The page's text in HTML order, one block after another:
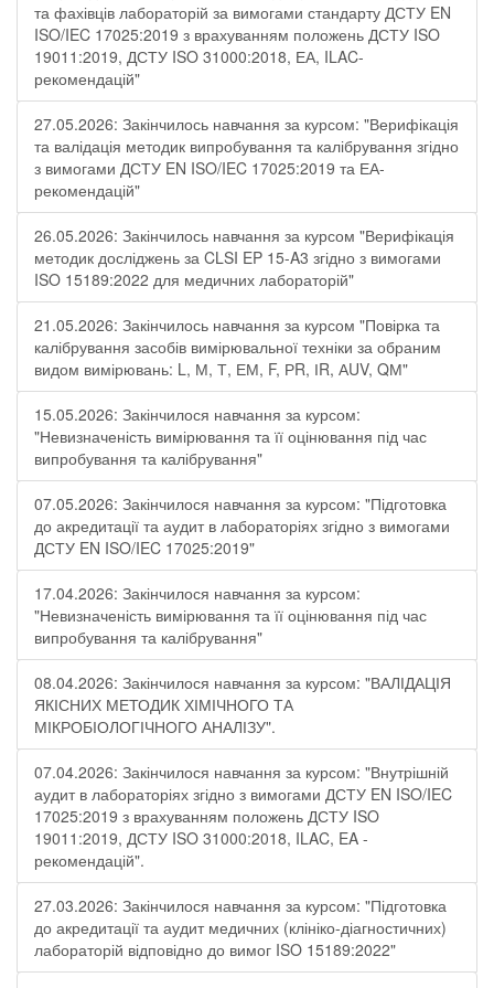
та фахівців лабораторій за вимогами стандарту ДСТУ EN
ISO/IEC 17025:2019 з врахуванням положень ДСТУ ISO
19011:2019, ДСТУ ISO 31000:2018, ЕА, ILAC-
рекомендацій"
27.05.2026: Закінчилось навчання за курсом: "Верифікація
та валідація методик випробування та калібрування згідно
з вимогами ДСТУ EN ISO/IEC 17025:2019 та ЕА-
рекомендацій"
26.05.2026: Закінчилось навчання за курсом "Верифікація
методик досліджень за CLSI EP 15-A3 згідно з вимогами
ISO 15189:2022 для медичних лабораторій"
21.05.2026: Закінчилось навчання за курсом "Повірка та
калібрування засобів вимірювальної техніки за обраним
видом вимірювань: L, М, Т, ЕМ, F, РR, ІR, АUV, QМ"
15.05.2026: Закінчилося навчання за курсом:
"Невизначеність вимірювання та її оцінювання під час
випробування та калібрування"
07.05.2026: Закінчилося навчання за курсом: "Підготовка
до акредитації та аудит в лабораторіях згідно з вимогами
ДСТУ EN ISO/IEC 17025:2019"
17.04.2026: Закінчилося навчання за курсом:
"Невизначеність вимірювання та її оцінювання під час
випробування та калібрування"
08.04.2026: Закінчилося навчання за курсом: "ВАЛІДАЦІЯ
ЯКІСНИХ МЕТОДИК ХІМІЧНОГО ТА
МІКРОБІОЛОГІЧНОГО АНАЛІЗУ".
07.04.2026: Закінчилося навчання за курсом: "Внутрішній
аудит в лабораторіях згідно з вимогами ДСТУ EN ISO/IEC
17025:2019 з врахуванням положень ДСТУ ISO
19011:2019, ДСТУ ISO 31000:2018, ILAC, EA -
рекомендацій".
27.03.2026: Закінчилося навчання за курсом: "Підготовка
до акредитації та аудит медичних (клініко-діагностичних)
лабораторій відповідно до вимог ISO 15189:2022"